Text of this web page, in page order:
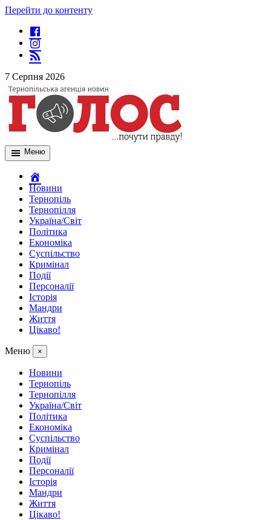
Перейти до контенту
7 Серпня 2026
Меню
Новини
Тернопіль
Тернопілля
Україна/Світ
Політика
Економіка
Суспільство
Кримінал
Події
Персоналії
Історія
Мандри
Життя
Цікаво!
Меню ×
Новини
Тернопіль
Тернопілля
Україна/Світ
Політика
Економіка
Суспільство
Кримінал
Події
Персоналії
Історія
Мандри
Життя
Цікаво!